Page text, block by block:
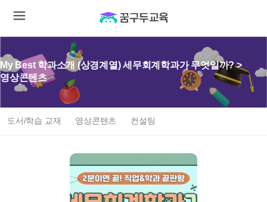
My Best 학과소개 (상경계열) 세무회계학과가 무엇일까? >
영상콘텐츠
도서/학습 교재 영상콘텐츠 컨설팅